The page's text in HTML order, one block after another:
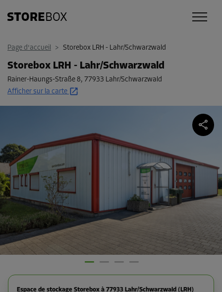
Page d'accueil > Storebox LRH - Lahr/Schwarzwald
Storebox LRH - Lahr/Schwarzwald
Rainer-Haungs-Straße 8, 77933 Lahr/Schwarzwald
Afficher sur la carte
Espace de stockage Storebox à 77933 Lahr/Schwarzwald (LRH)